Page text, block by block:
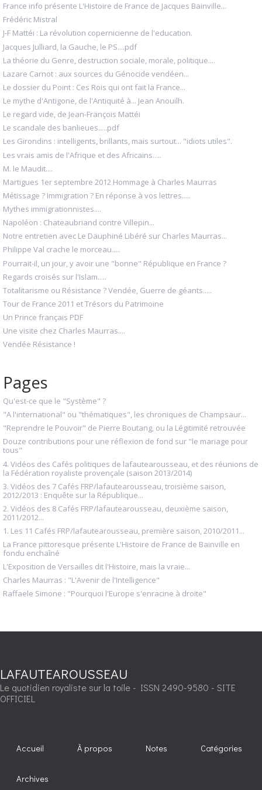
France info présente L'Histoire de France de Jacques Bainville...
Frédéric Mistral
J-F Mattéi : La révolution copernicienne de l'education.
Jacques Julliard, la Gauche, le PS....pdf
La théorie du Genre, destruction sociale, morale, politique....
Lazare Carnot : aux sources du Génocide vendéen...
Le dossier du Point : Ces Rois qui ont fait la France...
Le mythe d'Antigone, de l'Antiquité à... Jean Anouilh.
Le regard vide, de Jean-François Mattéi
Le scandale des banlieues.....pdf
Les Girondins : intelligents, brillants, mais surtout... "idiots utiles".
Les vrais amis de l'Afrique et des Africains.....
M. le Maudit....
Martigues 1er septembre 2012 Hommage à Charles Maurras
Métissage ? Immigration ? En réponse à vos lettres.....
Mythes immigrationnistes....
Napoléon : Chateaubriand contre Villepin...
Notre entretien avec Le Dauphiné Libéré sur Charles Maurras...
Philippe Val crache le morceau.....
Pourrait-il, un jour, y avoir une "bonne" République en France ?
Regards croisés sur l'Islam.....
Totalitarisme ou Résistance ? Vendée, Guerre de géants.....
Tour de France 2011 et Trésors du Patrimoine
Un Prince français PDF
Une visite chez Charles Maurras....
Vendée Résistance !
Pages
Qu'est-ce que le "Système" ?
"A l'international" ou "thématiques", les chroniques de Champsaur...
"Reprendre le Pouvoir" de Pierre Boutang, ou la Légitimité retrouvée
Douze contributions pour une réflexion de fond sur "le mariage pour
tous"
4. Vidéos des Cafés politiques de lafautearousseau, et des réunions de
la Fédération royaliste provençale (saison 2013/2014)
3. Vidéos des 7 Cafés FRP/lafautearousseau, troisième saison,
2012/2013 : Enquête sur la République...
2. Vidéos des 8 Cafés FRP/lafautearousseau, deuxième saison,
2011/2012...
1. Les 11 Cafés FRP/lafautearousseau, première saison, 2010/2011...
La France pittoresque présente L'Histoire de France de Bainville en
fondu enchaîné
L'Exposition de Versailles dit l'Histoire, mais la vraie...
Charles Maurras : "L'Avenir de l'Intelligence"
Raffaele Simone : "Pourquoi l'Europe s'enracine à droite"
LAFAUTEAROUSSEAU
Le quotidien royaliste sur la toile - ISSN 2490-9580 - SITE
OFFICIEL
Accueil À propos Notes Catégories
Archives